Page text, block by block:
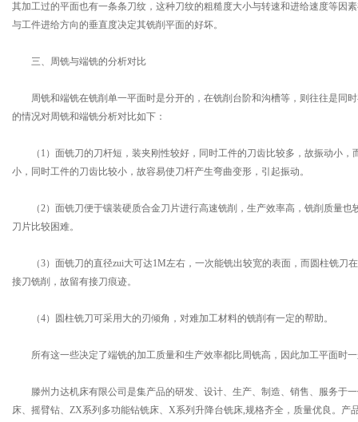
其加工过的平面也有一条条刀纹，这种刀纹的粗糙度大小与转速和进给速度等因
与工件进给方向的垂直度决定其铣削平面的好坏。
三、周铣与端铣的分析对比
周铣和端铣在铣削单一平面时是分开的，在铣削台阶和沟槽等，则往往是同
的情况对周铣和端铣分析对比如下：
（1）面铣刀的刀杆短，装夹刚性较好，同时工件的刀齿比较多，故振动小，
小，同时工件的刀齿比较小，故容易使刀杆产生弯曲变形，引起振动。
（2）面铣刀便于镶装硬质合金刀片进行高速铣削，生产效率高，铣削质量也
刀片比较困难。
（3）面铣刀的直径zui大可达1M左右，一次能铣出较宽的表面，而圆柱铣刀
接刀铣削，故留有接刀痕迹。
（4）圆柱铣刀可采用大的刃倾角，对难加工材料的铣削有一定的帮助。
所有这一些决定了端铣的加工质量和生产效率都比周铣高，因此加工平面时
滕州力达机床有限公司是集产品的研发、设计、生产、制造、销售、服务于一
床、摇臂钻、ZX系列多功能钻铣床、X系列升降台铣床,规格齐全，质量优良。产